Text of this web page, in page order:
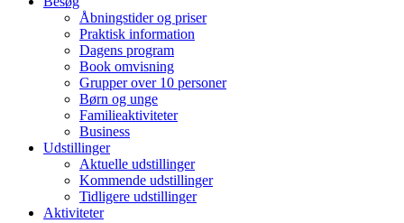
Åbningstider og priser
Praktisk information
Dagens program
Book omvisning
Grupper over 10 personer
Børn og unge
Familieaktiviteter
Business
Udstillinger
Aktuelle udstillinger
Kommende udstillinger
Tidligere udstillinger
Aktiviteter